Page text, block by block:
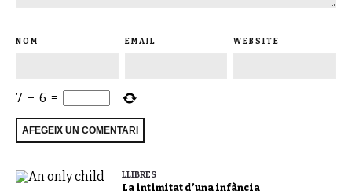
NOM EMAIL WEBSITE
7 − 6 =
LLIBRES
La intimitat d’una infància